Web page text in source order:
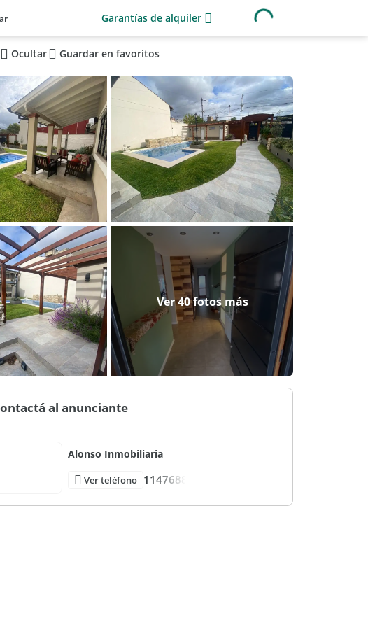
Garantías de alquiler
Ocultar Guardar en favoritos
Ver 40 fotos más
al anunciante
Alonso Inmobiliaria
Ver teléfono 1147688